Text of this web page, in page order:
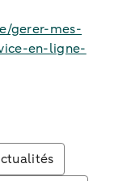
gerer-mes-
en-ligne-